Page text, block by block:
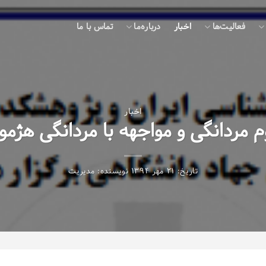
فعالیت‌ها اخبار درباره‌ما تماس با ما
اخبار
مردانگی و مواجهه با مردانگی
تاریخ:۲۱ مهر ۱۳۹۴ نویسنده:مدیریت